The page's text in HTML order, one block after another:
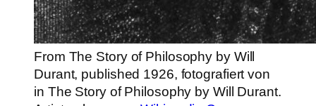
From The Story of Philosophy by Will
Durant, published 1926, fotografiert von
in The Story of Philosophy by Will Durant.